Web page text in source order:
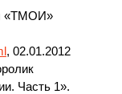
«ТМОИ»
, 02.01.2012
Часть 1».